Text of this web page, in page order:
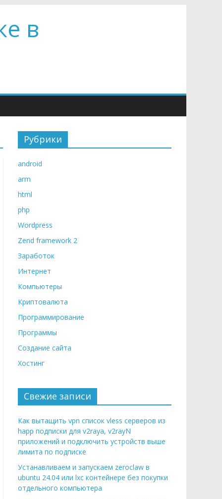
в
Рубрики
android
arm
html
php
Wordpress
Zend framework 2
Заработок
Интернет
Компьютеры
Криптовалюта
Программирование
Программы
Создание сайта
Хостинг
Свежие записи
Как вытащить vpn список vless серверов из
happ подписки для v2raya, v2rayN
приложений и подключить устройств выше
лимита по подписке
Устанавливаем и запускаем zeroclaw в
ubuntu 24.04 или lxc контейнере без покупки
отдельного компьютера